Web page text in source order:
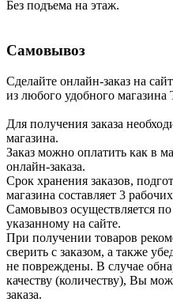
Без подъема на этаж.
Самовывоз
Сделайте онлайн-заказ на
из любого удобного магазина
Для получения заказа
магазина.
Заказ можно оплатить как в
онлайн-заказа.
Срок хранения заказов,
магазина составляет 3
Самовывоз осуществляется
указанному на сайте.
При получении товаров
сверить с заказом, а также
не повреждены. В случае
качеству (количеству), Вы
заказа.